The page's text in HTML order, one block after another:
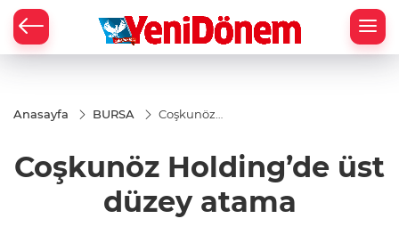
Anasayfa BURSA
Coşkunöz
atama
Coşkunöz Holding’de üst
düzey atama